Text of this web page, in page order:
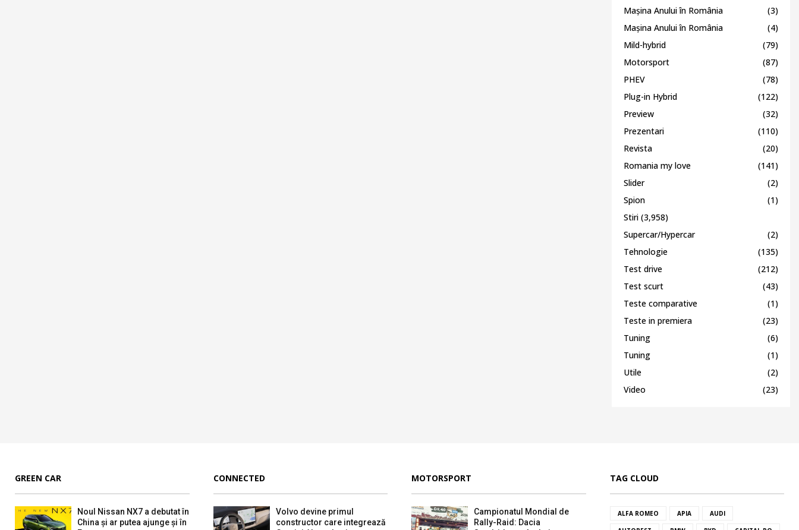
Mașina Anului în România
(3)
Mașina Anului în România
(4)
Mild-hybrid
(79)
Motorsport
(87)
PHEV
(78)
Plug-in Hybrid
(122)
Preview
(32)
Prezentari
(110)
Revista
(20)
Romania my love
(141)
Slider
(2)
Spion
(1)
Stiri (3,958)
Supercar/Hypercar
(2)
Tehnologie
(135)
Test drive
(212)
Test scurt
(43)
Teste comparative
(1)
Teste in premiera
(23)
Tuning
(6)
Tuning
(1)
Utile
(2)
Video
(23)
GREEN CAR
Noul Nissan NX7 a debutat în
China și ar putea ajunge și în
CONNECTED
Volvo devine primul
constructor care integrează
MOTORSPORT
Campionatul Mondial de
Rally-Raid: Dacia
TAG CLOUD
ALFA ROMEO APIA AUDI